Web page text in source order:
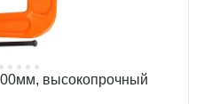
высокопрочный